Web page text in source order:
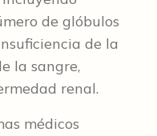
de glóbulos
de la
la sangre,
renal.
médicos